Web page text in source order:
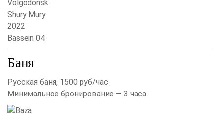
Баня
Русская баня, 1500 руб/час
Минимальное бронирование — 3 часа